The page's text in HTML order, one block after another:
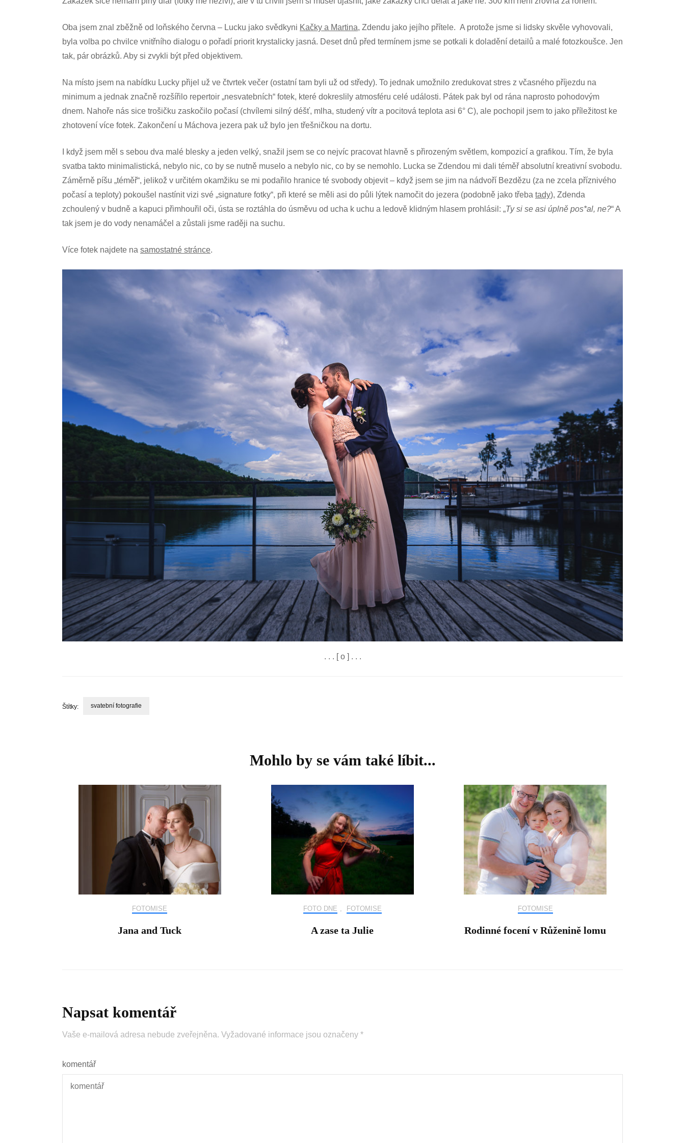
Oba jsem znal zběžně od loňského června – Lucku jako svědkyni Kačky a Martina, Zdendu jako jejího přítele. A protože jsme si lidsky skvěle vyhovovali,
byla volba po chvilce vnitřního dialogu o pořadí priorit krystalicky jasná. Deset dnů před termínem jsme se potkali k doladění detailů a malé fotozkoušce. Jen
tak, pár obrázků. Aby si zvykli být před objektivem.
Na místo jsem na nabídku Lucky přijel už ve čtvrtek večer (ostatní tam byli už od středy). To jednak umožnilo zredukovat stres z včasného příjezdu na
minimum a jednak značně rozšířilo repertoir „nesvatebních“ fotek, které dokreslily atmosféru celé události. Pátek pak byl od rána naprosto pohodovým
dnem. Nahoře nás sice trošičku zaskočilo počasí (chvílemi silný déšť, mlha, studený vítr a pocitová teplota asi 6° C), ale pochopil jsem to jako příležitost ke
zhotovení více fotek. Zakončení u Máchova jezera pak už bylo jen třešničkou na dortu.
I když jsem měl s sebou dva malé blesky a jeden velký, snažil jsem se co nejvíc pracovat hlavně s přirozeným světlem, kompozicí a grafikou. Tím, že byla
svatba takto minimalistická, nebylo nic, co by se nutně muselo a nebylo nic, co by se nemohlo. Lucka se Zdendou mi dali téměř absolutní kreativní svobodu.
Záměrně píšu „téměř“, jelikož v určitém okamžiku se mi podařilo hranice té svobody objevit – když jsem se jim na nádvoří Bezdězu (za ne zcela příznivého
počasí a teploty) pokoušel nastínit vizi své „signature fotky“, při které se měli asi do půli lýtek namočit do jezera (podobně jako třeba tady), Zdenda
zchoulený v budně a kapuci přimhouřil oči, ústa se roztáhla do úsměvu od ucha k uchu a ledově klidným hlasem prohlásil: „Ty si se asi úplně pos*al, ne?“ A
tak jsem je do vody nenamáčel a zůstali jsme raději na suchu.
Více fotek najdete na samostatné stránce.
. . . [ o ] . . .
Štítky: svatební fotografie
Mohlo by se vám také líbit...
FOTOMISE
Jana and Tuck
FOTO DNE FOTOMISE
A zase ta Julie
FOTOMISE
Rodinné focení v Růženině lomu
Napsat komentář
Vaše e-mailová adresa nebude zveřejněna. Vyžadované informace jsou označeny *
komentář